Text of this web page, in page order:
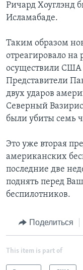
Ричард Хоуглэнд
Исламабаде.
Таким образом
отреагировало на
осуществили США
Представители
двух ударов
Северный
были убиты семь
Это уже вторая
американских
последние две
поднять перед
беспилотников.
Поделиться
This item is part of